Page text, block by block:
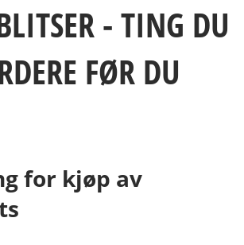
- TING DU
FØR DU
for kjøp av